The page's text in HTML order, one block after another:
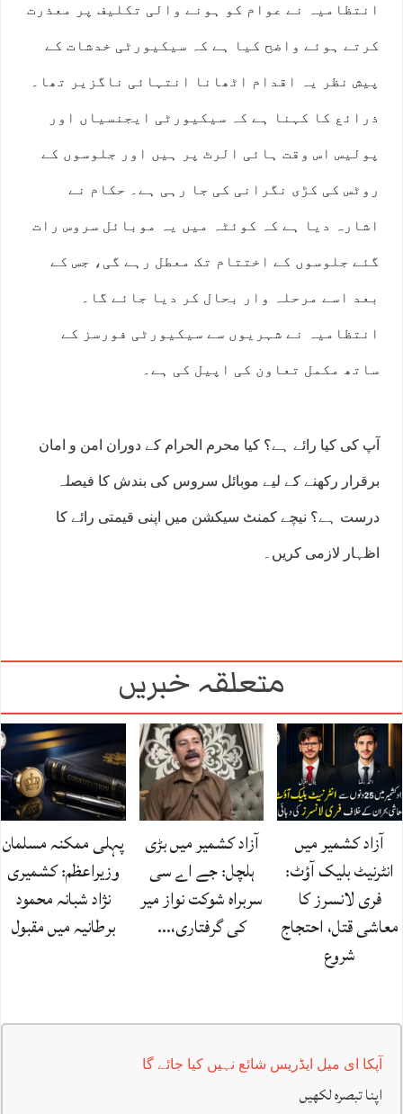
انتظامیہ نے عوام کو ہونے والی تکلیف پر معذرت
کرتے ہوئے واضح کیا ہے کہ سیکیورٹی خدشات کے
پیش نظر یہ اقدام اٹھانا انتہائی ناگزیر تھا۔
ذرائع کا کہنا ہے کہ سیکیورٹی ایجنسیاں اور
پولیس اس وقت ہائی الرٹ پر ہیں اور جلوسوں کے
روٹس کی کڑی نگرانی کی جا رہی ہے۔ حکام نے
اشارہ دیا ہے کہ کوئٹہ میں یہ موبائل سروس رات
گئے جلوسوں کے اختتام تک معطل رہے گی، جس کے
بعد اسے مرحلہ وار بحال کر دیا جائے گا۔
انتظامیہ نے شہریوں سے سیکیورٹی فورسز کے
ساتھ مکمل تعاون کی اپیل کی ہے۔
آپ کی کیا رائے ہے؟ کیا محرم الحرام کے دوران امن و امان
برقرار رکھنے کے لیے موبائل سروس کی بندش کا فیصلہ
درست ہے؟ نیچے کمنٹ سیکشن میں اپنی قیمتی رائے کا
اظہار لازمی کریں۔
متعلقہ خبریں
آزاد کشمیر میں
انٹرنیٹ بلیک آؤٹ:
فری لانسرز کا
معاشی قتل، احتجاج
شروع
آزاد کشمیر میں بڑی
ہلچل: جے اے سی
سربراہ شوکت نواز میر
کی گرفتاری،…
پہلی ممکنہ مسلمان
وزیراعظم: کشمیری
نژاد شبانہ محمود
برطانیہ میں مقبول
آپکا ای میل ایڈریس شائع نہیں کیا جائے گا
اپنا تبصرہ لکھیں